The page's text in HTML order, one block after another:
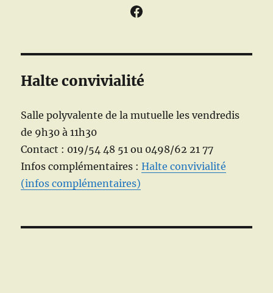
Facebook
Halte convivialité
Salle polyvalente de la mutuelle les vendredis
de 9h30 à 11h30
Contact : 019/54 48 51 ou 0498/62 21 77
Infos complémentaires :Halte convivialité
(infos complémentaires)